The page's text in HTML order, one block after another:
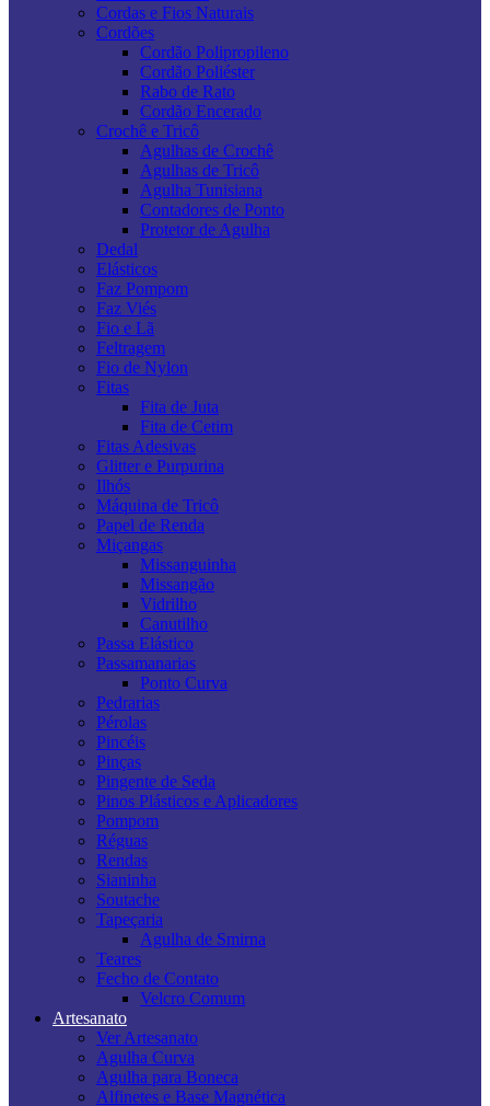
Cordas e Fios Naturais
Cordões
Cordão Polipropileno
Cordão Poliéster
Rabo de Rato
Cordão Encerado
Crochê e Tricô
Agulhas de Crochê
Agulhas de Tricô
Agulha Tunisiana
Contadores de Ponto
Protetor de Agulha
Dedal
Elásticos
Faz Pompom
Faz Viés
Fio e Lã
Feltragem
Fio de Nylon
Fitas
Fita de Juta
Fita de Cetim
Fitas Adesivas
Glitter e Purpurina
Ilhós
Máquina de Tricô
Papel de Renda
Miçangas
Missanguinha
Missangão
Vidrilho
Canutilho
Passa Elástico
Passamanarias
Ponto Curva
Pedrarias
Pérolas
Pincéis
Pinças
Pingente de Seda
Pinos Plásticos e Aplicadores
Pompom
Réguas
Rendas
Sianinha
Soutache
Tapeçaria
Agulha de Smirna
Teares
Fecho de Contato
Velcro Comum
Artesanato
Ver Artesanato
Agulha Curva
Agulha para Boneca
Alfinetes e Base Magnética